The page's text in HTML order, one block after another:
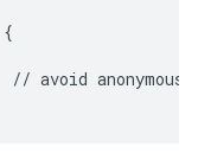
{
// avoid anonymous